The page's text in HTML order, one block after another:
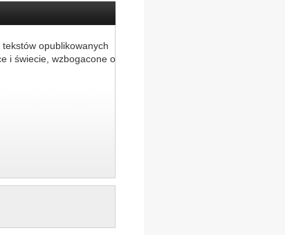
opublikowanych
i świecie, wzbogacone o